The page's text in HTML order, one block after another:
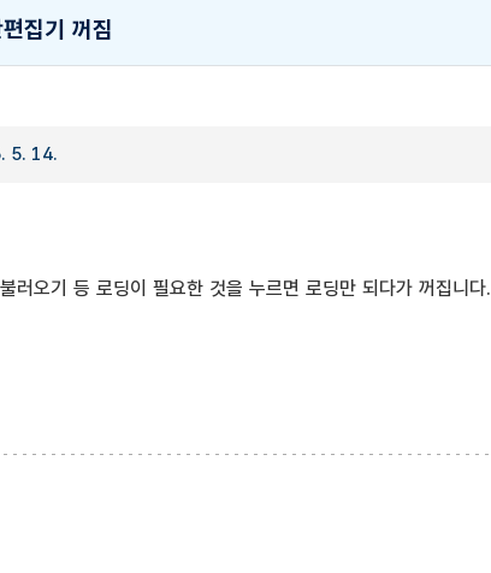
집기 꺼짐
5. 14.
러오기 등 로딩이 필요한 것을 누르면 로딩만 되다가 꺼집니다.